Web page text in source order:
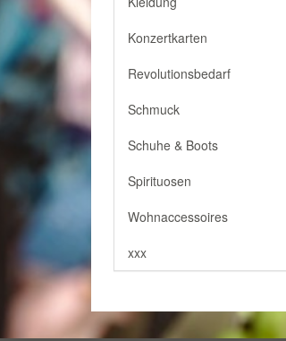
Konzertkarten
Revolutionsbedarf
Schmuck
Schuhe & Boots
Spirituosen
Wohnaccessoires
xxx